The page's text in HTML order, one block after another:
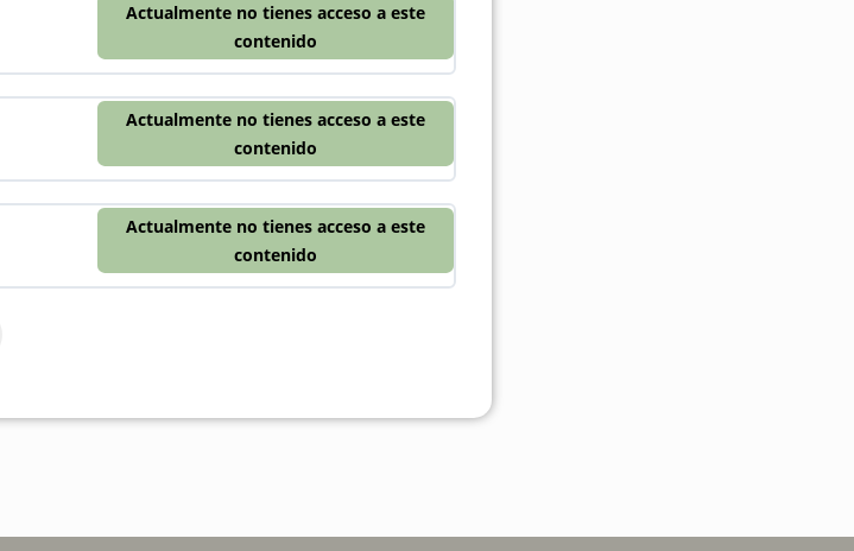
Actualmente no tienes acceso a este
contenido
Actualmente no tienes acceso a este
contenido
Actualmente no tienes acceso a este
contenido